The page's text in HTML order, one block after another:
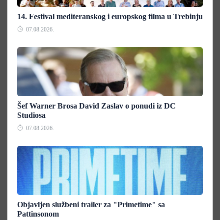
14. Festival mediteranskog i europskog filma u Trebinju
07.08.2026.
Šef Warner Brosa David Zaslav o ponudi iz DC
Studiosa
07.08.2026.
Objavljen službeni trailer za "Primetime" sa
Pattinsonom